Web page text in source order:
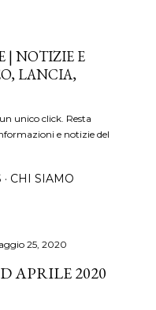
| NOTIZIE E
LANCIA,
unico click. Resta
e notizie del
CHI SIAMO
25, 2020
APRILE 2020